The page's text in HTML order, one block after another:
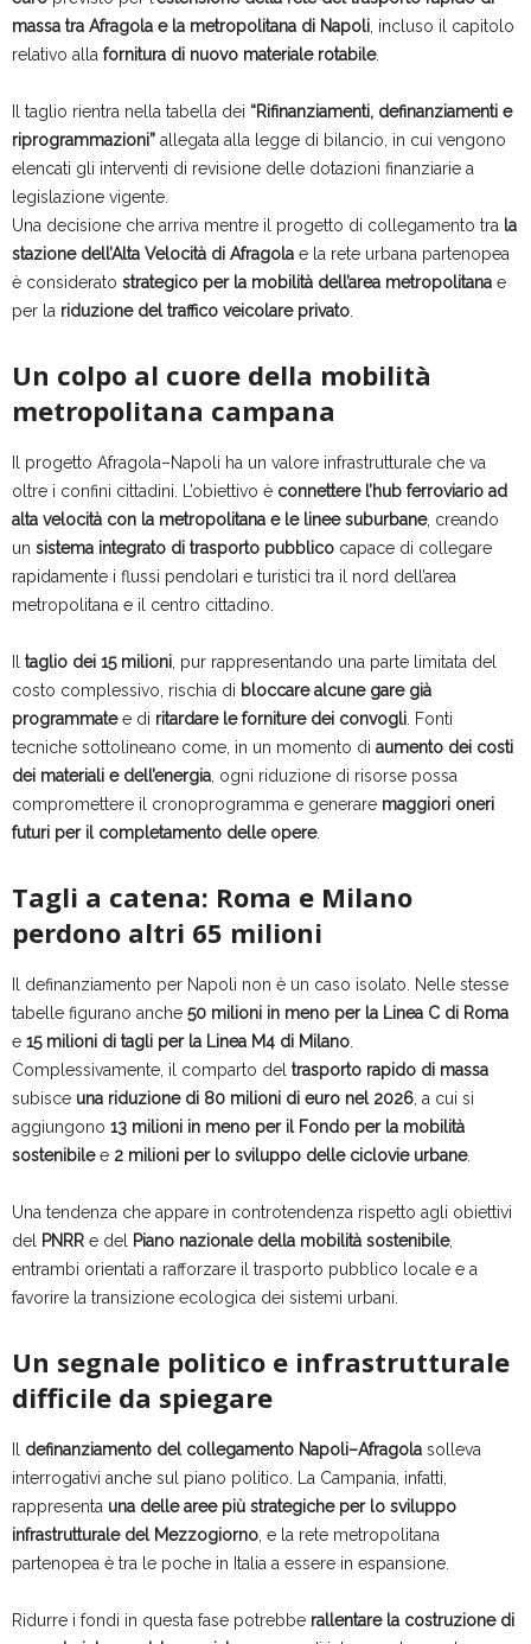
massa tra Afragola e la metropolitana di Napoli , incluso il capitolo
relativo alla fornitura di nuovo materiale rotabile.
Il taglio rientra nella tabella dei “Rifinanziamenti, definanziamenti e
riprogrammazioni” allegata alla legge di bilancio, in cui vengono
elencati gli interventi di revisione delle dotazioni finanziarie a
legislazione vigente.
Una decisione che arriva mentre il progetto di collegamento tra la
stazione dell’Alta Velocità di Afragola e la rete urbana partenopea
è considerato strategico per la mobilità dell’area metropolitana e
per la riduzione del traffico veicolare privato
Un colpo al cuore della mobilità
metropolitana campana
Il progetto Afragola–Napoli ha un valore infrastrutturale che va
oltre i confini cittadini. L’obiettivo è connettere l’hub ferroviario ad
alta velocità con la metropolitana e le linee suburbane, creando
un sistema integrato di trasporto pubblico capace di collegare
rapidamente i flussi pendolari e turistici tra il nord dell’area
metropolitana e il centro cittadino.
taglio dei 15 milioni , pur rappresentando una parte limitata del
costo complessivo, rischia di bloccare alcune gare già
programmatee di ritardare le forniture dei convogli . Fonti
tecniche sottolineano come, in un momento di aumento dei costi
dei materiali e dell’energia , ogni riduzione di risorse possa
compromettere il cronoprogramma e generare maggiori oneri
futuri per il completamento delle opere.
Tagli a catena: Roma e Milano
perdono altri 65 milioni
Il definanziamento per Napoli non è un caso isolato. Nelle stesse
tabelle figurano anche 50 milioni in meno per la Linea C di Roma
e 15 milioni di tagli per la Linea M4 di Milano
Complessivamente, il comparto del trasporto rapido di massa
subisce una riduzione di 80 milioni di euro nel 2026 , a cui si
aggiungono 13 milioni in meno per il Fondo per la mobilità
sostenibilee 2 milioni per lo sviluppo delle ciclovie urbane.
Una tendenza che appare in controtendenza rispetto agli obiettivi
del
PNRR e del Piano nazionale della mobilità sostenibile,
entrambi orientati a rafforzare il trasporto pubblico locale e a
favorire la transizione ecologica dei sistemi urbani.
Un segnale politico e infrastrutturale
difficile da spiegare
definanziamento del collegamento Napoli–Afragola solleva
interrogativi anche sul piano politico. La Campania, infatti,
rappresenta una delle aree più strategiche per lo sviluppo
infrastrutturale del Mezzogiorno , e la rete metropolitana
partenopea è tra le poche in Italia a essere in espansione.
Ridurre i fondi in questa fase potrebbe rallentare la costruzione di